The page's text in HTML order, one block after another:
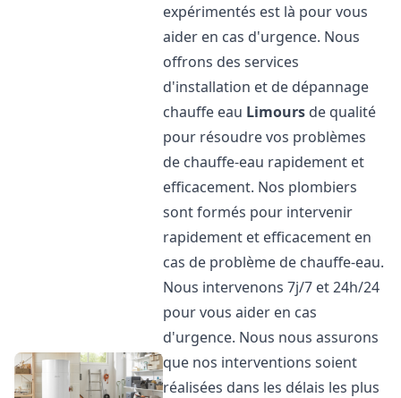
expérimentés est là pour vous
aider en cas d'urgence. Nous
offrons des services
d'installation et de dépannage
chauffe eau Limours de qualité
pour résoudre vos problèmes
de chauffe-eau rapidement et
efficacement. Nos plombiers
sont formés pour intervenir
rapidement et efficacement en
cas de problème de chauffe-eau.
Nous intervenons 7j/7 et 24h/24
pour vous aider en cas
d'urgence. Nous nous assurons
que nos interventions soient
réalisées dans les délais les plus